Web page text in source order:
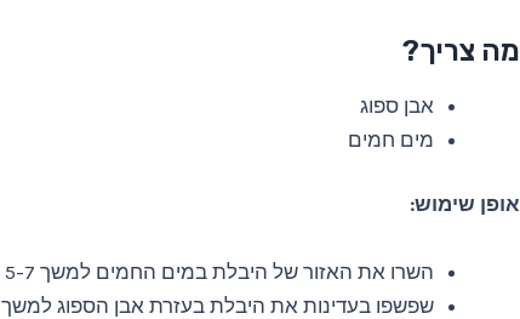
מה צריך?
אבן ספוג
מים חמים
אופן שימוש:
השרו את האזור של היבלת במים החמים למשך 5-7 דקות.
שפשפו בעדינות את היבלת בעזרת אבן הספוג למשך 2-3 דקות.